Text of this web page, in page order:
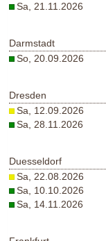
Sa, 21.11.2026
Darmstadt
So, 20.09.2026
Dresden
Sa, 12.09.2026
Sa, 28.11.2026
Duesseldorf
Sa, 22.08.2026
Sa, 10.10.2026
Sa, 14.11.2026